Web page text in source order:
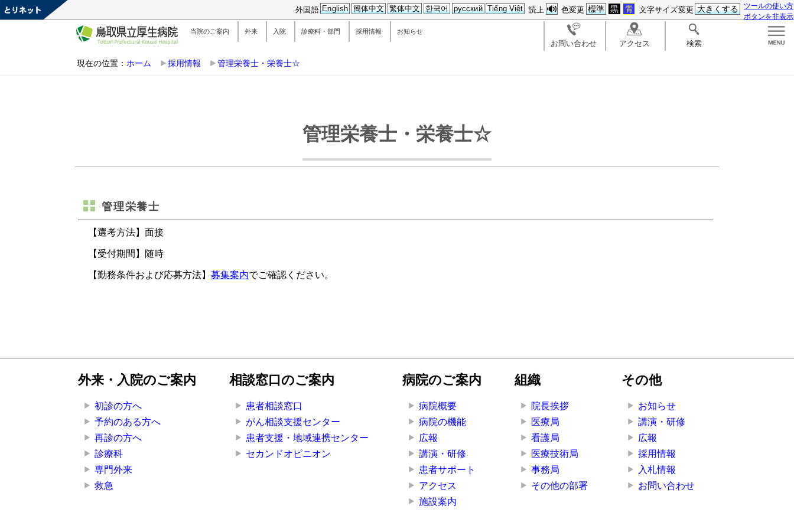
ツールの使い方
ボタンを非表示
文字サイズ変更 大きくする
色変更 標準 黒 青
読上
外国語 English 簡体中文 繁体中文 한국어 русский Tiếng Việt
当院のご案内 外来 入院 診療科・部門 採用情報 お知らせ
お問い合わせ アクセス 検索
現在の位置： ホーム 採用情報 管理栄養士・栄養士☆
管理栄養士・栄養士☆
管理栄養士
【選考方法】面接
【受付期間】随時
【勤務条件および応募方法】 募集案内でご確認ください。
外来・入院のご案内
初診の方へ
予約のある方へ
再診の方へ
診療科
専門外来
救急
相談窓口のご案内
患者相談窓口
がん相談支援センター
患者支援・地域連携センター
セカンドオピニオン
病院のご案内
病院概要
病院の機能
広報
講演・研修
患者サポート
アクセス
施設案内
組織
院長挨拶
医療局
看護局
医療技術局
事務局
その他の部署
その他
お知らせ
講演・研修
広報
採用情報
入札情報
お問い合わせ